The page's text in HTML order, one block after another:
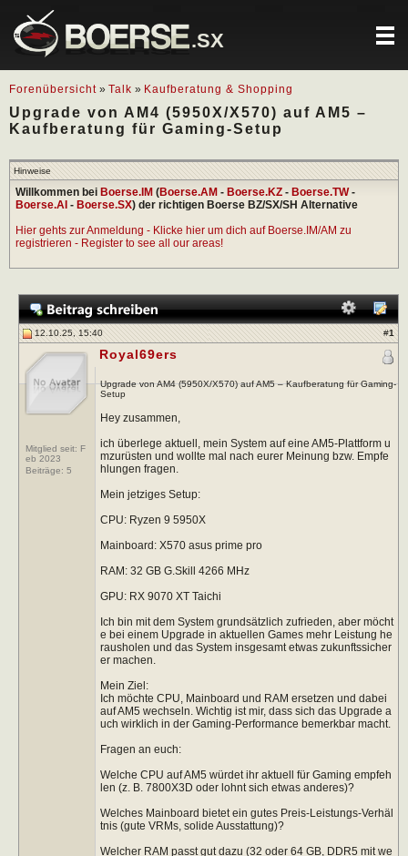
.SX
Forenübersicht » Talk » Kaufberatung & Shopping
Upgrade von AM4 (5950X/X570) auf AM5 –
Kaufberatung für Gaming-Setup
Hinweise
Willkommen bei Boerse.IM (Boerse.AM - Boerse.KZ - Boerse.TW-
Boerse.AI - Boerse.SX) der richtigen Boerse BZ/SX/SH Alternative
Hier gehts zur Anmeldung - Klicke hier um dich auf Boerse.IM/AM zu
registrieren - Register to see all our areas!
12.10.25, 15:40 #1
Mitglied seit: F
eb 2023
Beiträge: 5
Royal69ers
Upgrade von AM4 (5950X/X570) auf AM5 – Kaufberatung für Gaming-
Setup
Hey zusammen,
ich überlege aktuell, mein System auf eine AM5-Plattform u
mzurüsten und wollte mal nach eurer Meinung bzw. Empfe
hlungen fragen.
Mein jetziges Setup:
CPU: Ryzen 9 5950X
Mainboard: X570 asus prime pro
RAM: 32 GB G.Skill 4266 MHz
GPU: RX 9070 XT Taichi
Ich bin mit dem System grundsätzlich zufrieden, aber möcht
e bei einem Upgrade in aktuellen Games mehr Leistung he
rausholen und das System insgesamt etwas zukunftssicher
er machen.
Mein Ziel:
Ich möchte CPU, Mainboard und RAM ersetzen und dabei
auf AM5 wechseln. Wichtig ist mir, dass sich das Upgrade a
uch wirklich in der Gaming-Performance bemerkbar macht.
Fragen an euch:
Welche CPU auf AM5 würdet ihr aktuell für Gaming empfeh
len (z. B. 7800X3D oder lohnt sich etwas anderes)?
Welches Mainboard bietet ein gutes Preis-Leistungs-Verhäl
tnis (gute VRMs, solide Ausstattung)?
Welcher RAM passt gut dazu (32 oder 64 GB, DDR5 mit we